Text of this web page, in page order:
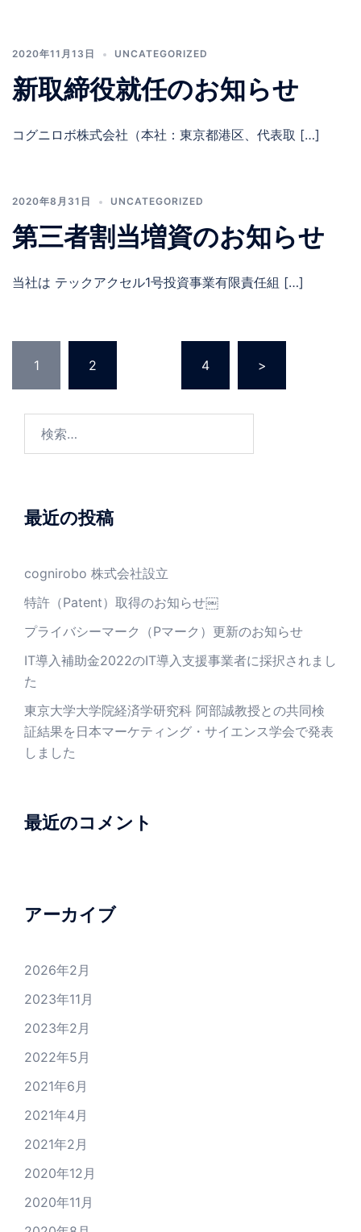
2020年11月13日 UNCATEGORIZED
新取締役就任のお知らせ
コグニロボ株式会社（本社：東京都港区、代表取 […]
2020年8月31日 UNCATEGORIZED
第三者割当増資のお知らせ
当社は テックアクセル1号投資事業有限責任組 […]
ナ
ビ
ョ
ン
1 2 4 >
最近の投稿
cognirobo 株式会社設立
特許（Patent）取得のお知らせ￼
プライバシーマーク（Pマーク）更新のお知らせ
IT導入補助金2022のIT導入支援事業者に採択されまし
た
東京大学大学院経済学研究科 阿部誠教授との共同検
証結果を日本マーケティング・サイエンス学会で発表
しました
最近のコメント
アーカイブ
2026年2月
2023年11月
2023年2月
2022年5月
2021年6月
2021年4月
2021年2月
2020年12月
2020年11月